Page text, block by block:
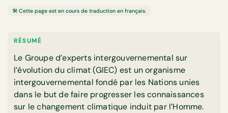
🛠️ Cette page est en cours de traduction en français.
RÉSUMÉ
Le Groupe d’experts intergouvernemental sur
l’évolution du climat (GIEC) est un organisme
intergouvernemental fondé par les Nations unies
dans le but de faire progresser les connaissances
sur le changement climatique induit par l’Homme.